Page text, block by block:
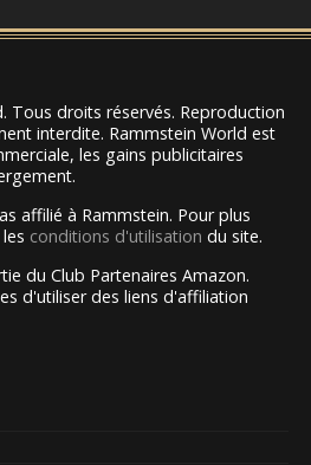
Tous droits réservés. Reproduction
interdite. Rammstein World est
les gains publicitaires
affilié à Rammstein. Pour plus
conditions d'utilisation du site.
du Club Partenaires Amazon.
d'utiliser des liens d'affiliation